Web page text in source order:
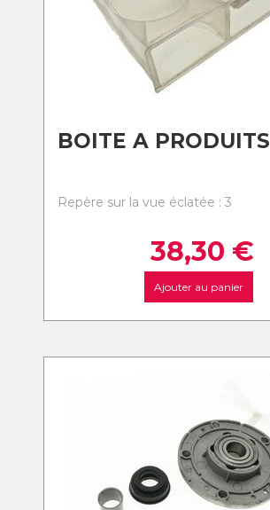
BOITE A PRODUITS
Repère sur la vue éclatée : 3
38,30 €
Ajouter au panier